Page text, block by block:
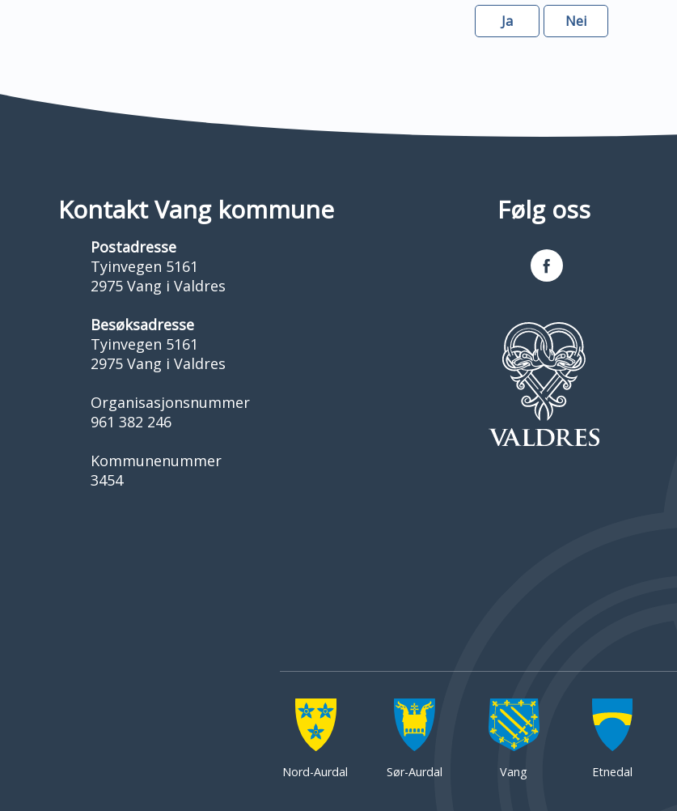
Ja Nei
Kontakt Vang kommune
Postadresse
Tyinvegen 5161
2975 Vang i Valdres
Besøksadresse
Tyinvegen 5161
2975 Vang i Valdres
Organisasjonsnummer
961 382 246
Kommunenummer
3454
Følg oss
Facebook
Nord-Aurdal Sør-Aurdal Vang Etnedal